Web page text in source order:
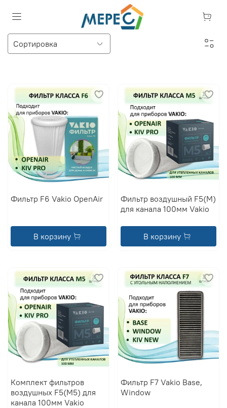
Фильтр F6 Vakio OpenAir
В корзину
Фильтр воздушный F5(M)
для канала 100мм Vakio
В корзину
Комплект фильтров
воздушных F5(M5) для
канала 100мм Vakio
Фильтр F7 Vakio Base,
Window